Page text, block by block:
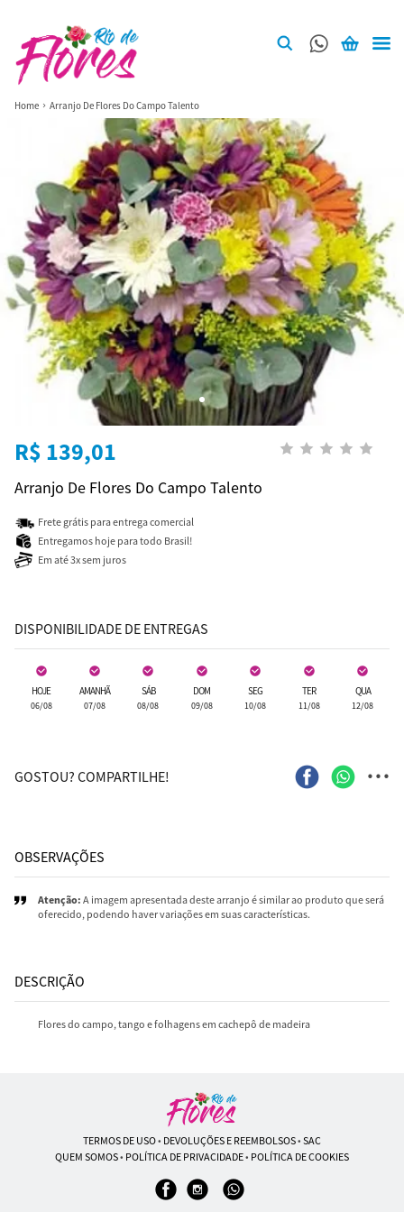
Home Arranjo De Flores Do Campo Talento
R$ 139,01
Arranjo De Flores Do Campo Talento
Frete grátis para entrega comercial
Entregamos hoje para todo Brasil!
Em até 3x sem juros
DISPONIBILIDADE DE ENTREGAS
HOJE
06/08
AMANHÃ
07/08
SÁB
08/08
DOM
09/08
SEG
10/08
TER
11/08
QUA
12/08
GOSTOU? COMPARTILHE! ...
OBSERVAÇÕES
Atenção: A imagem apresentada deste arranjo é similar ao produto que será
oferecido, podendo haver variações em suas características.
DESCRIÇÃO
Flores do campo, tango e folhagens em cachepô de madeira
TERMOS DE USO• DEVOLUÇÕES E REEMBOLSOS• SAC
QUEM SOMOS• POLÍTICA DE PRIVACIDADE• POLÍTICA DE COOKIES